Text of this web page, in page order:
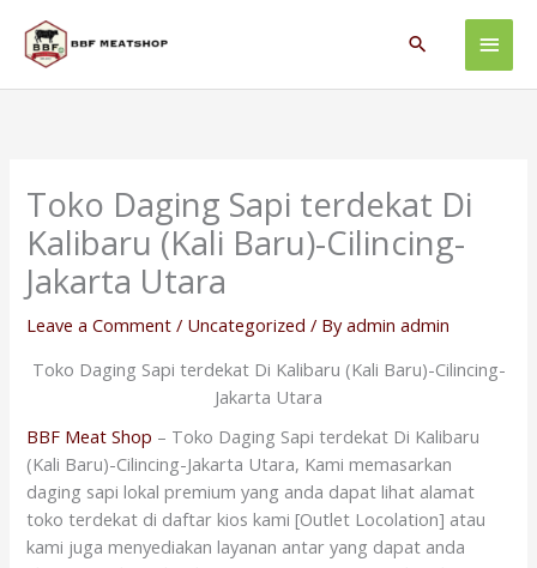
content
Main
Search
Toko Daging Sapi terdekat Di
Kalibaru (Kali Baru)-Cilincing-
Jakarta Utara
Leave a Comment / Uncategorized / Byadmin admin
Toko Daging Sapi terdekat Di Kalibaru (Kali Baru)-Cilincing-
Jakarta Utara
BBF Meat Shop – Toko Daging Sapi terdekat Di Kalibaru
(Kali Baru)-Cilincing-Jakarta Utara, Kami memasarkan
daging sapi lokal premium yang anda dapat lihat alamat
toko terdekat di daftar kios kami [Outlet Locolation] atau
kami juga menyediakan layanan antar yang dapat anda